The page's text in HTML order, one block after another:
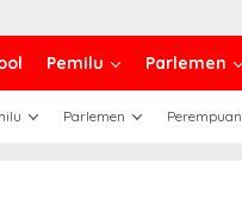
Pemilu Parlemen
Parlemen Perempuan